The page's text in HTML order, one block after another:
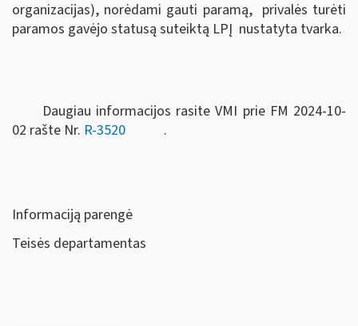
organizacijas), norėdami gauti paramą, privalės turėti
paramos gavėjo statusą suteiktą LPĮ nustatyta tvarka.
Daugiau informacijos rasite VMI prie FM 2024-10-
02 rašte Nr. R-3520 .
Informaciją parengė
Teisės departamentas